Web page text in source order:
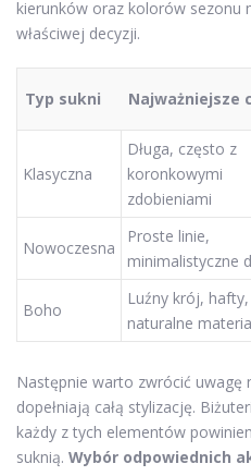
kierunków oraz kolorów sezonu
właściwej decyzji.
Typ sukni Najważniejsze
Klasyczna
Długa, często z
koronkowymi
zdobieniami
Nowoczesna
Proste linie,
minimalistyczne
Boho
Luźny krój, hafty,
naturalne
Następnie warto zwrócić uwagę
dopełniają całą stylizację.
każdy z tych elementów
suknią. Wybór odpowiednich